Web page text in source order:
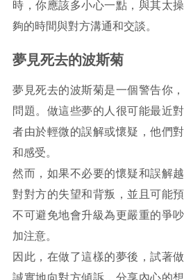
時，你應該多小心一點，與其太
夠的時間與對方溝通和交談。
夢見死去的波斯菊
夢見死去的波斯菊是一個警告你
問題。做這些夢的人很可能最近
者由於輕微的誤解或懷疑，他們
和感受。
然而，如果不必要的懷疑和誤解
對對方的失望和背叛，並且可能
不可避免地會升級為更嚴重的爭
加注意。
因此，在做了這樣的夢後，試著